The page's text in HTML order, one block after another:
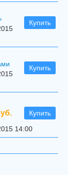
Купить
Купить
Купить
14:00